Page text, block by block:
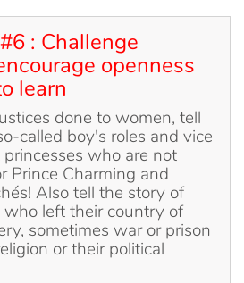
: Challenge
openness
learn
done to women, tell
called boy's roles and vice
who are not
Prince Charming and
Also tell the story of
left their country of
sometimes war or prison
or their political